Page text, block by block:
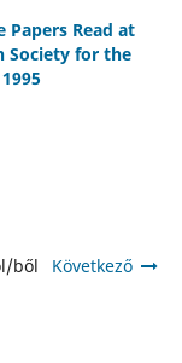
Papers Read at
Society for the
ből Következő